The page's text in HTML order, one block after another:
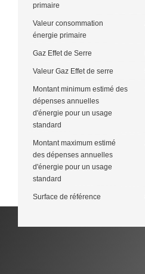
primaire
Valeur consommation
énergie primaire
Gaz Effet de Serre
Valeur Gaz Effet de serre
Montant minimum estimé des
dépenses annuelles
d'énergie pour un usage
standard
Montant maximum estimé
des dépenses annuelles
d'énergie pour un usage
standard
Surface de référence